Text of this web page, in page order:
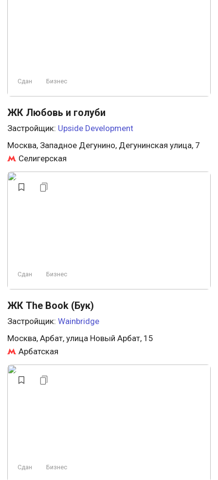
Сдан Бизнес
ЖК Любовь и голуби
Застройщик: Upside Development
Москва, Западное Дегунино, Дегунинская улица, 7
Селигерская
Сдан Бизнес
ЖК The Book (Бук)
Застройщик: Wainbridge
Москва, Арбат, улица Новый Арбат, 15
Арбатская
Сдан Бизнес